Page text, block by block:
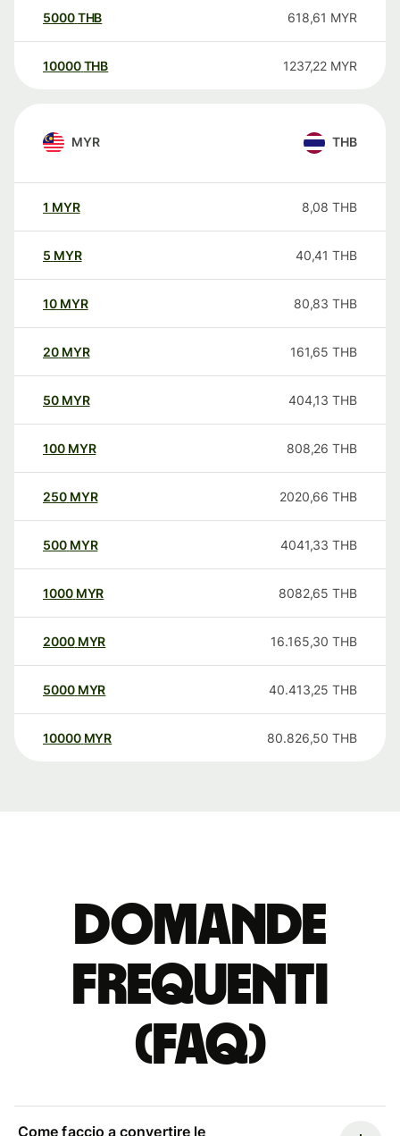
5000THB 618,61 MYR
10000 THB 1237,22 MYR
MYR THB
1 MYR 8,08 THB
5 MYR 40,41 THB
10 MYR 80,83 THB
20 MYR 161,65 THB
50 MYR 404,13 THB
100 MYR 808,26 THB
250 MYR 2020,66 THB
500 MYR 4041,33 THB
1000 MYR 8082,65 THB
2000 MYR 16.165,30 THB
5000 MYR 40.413,25 THB
10000 MYR 80.826,50 THB
Domande
Frequenti
(FAQ)
Come faccio a convertire le